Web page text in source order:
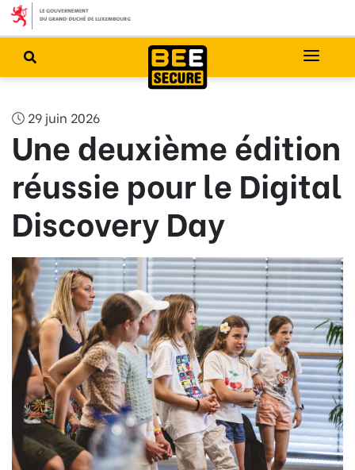
29 juin 2026
Une deuxième édition
réussie pour le Digital
Discovery Day